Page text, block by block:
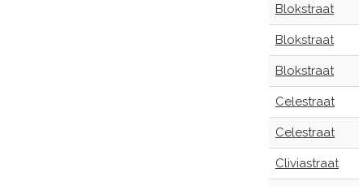
Blokstraat
Blokstraat
Blokstraat
Celestraat
Celestraat
Cliviastraat